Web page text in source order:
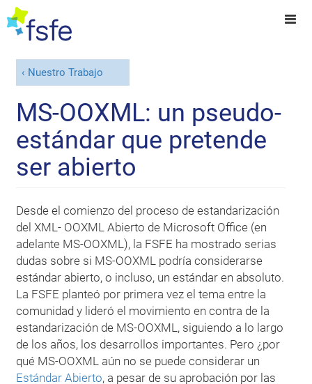
Nuestro Trabajo
MS-OOXML: un pseudo-
estándar que pretende
ser abierto
Desde el comienzo del proceso de estandarización
del XML- OOXML Abierto de Microsoft Office (en
adelante MS-OOXML), la FSFE ha mostrado serias
dudas sobre si MS-OOXML podría considerarse
estándar abierto, o incluso, un estándar en absoluto.
La FSFE planteó por primera vez el tema entre la
comunidad y lideró el movimiento en contra de la
estandarización de MS-OOXML, siguiendo a lo largo
de los años, los desarrollos importantes. Pero ¿por
qué MS-OOXML aún no se puede considerar un
Estándar Abierto, a pesar de su aprobación por las